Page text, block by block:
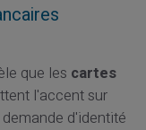
que les cartes
l'accent sur
d'identité